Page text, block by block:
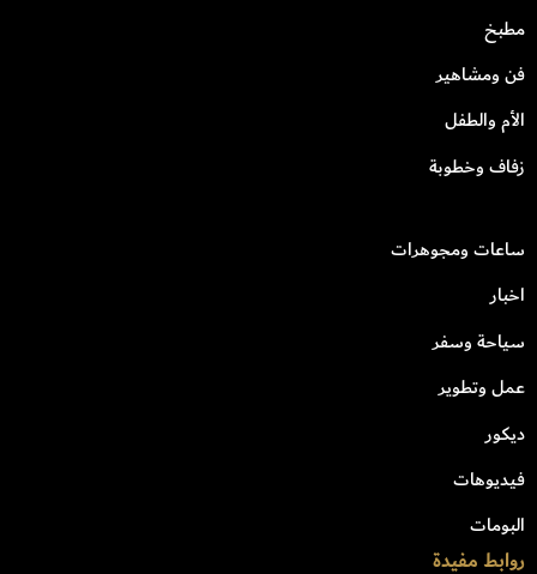
مطبخ
فن ومشاهير
الأم والطفل
زفاف وخطوبة
ساعات ومجوهرات
اخبار
سياحة وسفر
عمل وتطوير
ديكور
فيديوهات
البومات
روابط مفيدة